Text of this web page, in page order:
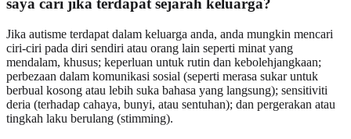
saya cari jika terdapat sejarah keluarga?
Jika autisme terdapat dalam keluarga anda, anda mungkin mencari
ciri-ciri pada diri sendiri atau orang lain seperti minat yang
mendalam, khusus; keperluan untuk rutin dan kebolehjangkaan;
perbezaan dalam komunikasi sosial (seperti merasa sukar untuk
berbual kosong atau lebih suka bahasa yang langsung); sensitiviti
deria (terhadap cahaya, bunyi, atau sentuhan); dan pergerakan atau
tingkah laku berulang (stimming).